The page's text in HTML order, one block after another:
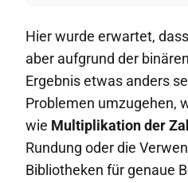
Hier wurde erwartet,
aber aufgrund der
Ergebnis etwas anders
Problemen umzugehen,
wie Multiplikation der
Rundung oder die
Bibliotheken für genaue